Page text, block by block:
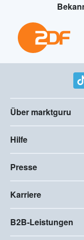
Über marktguru
Hilfe
Presse
Karriere
B2B-Leistungen